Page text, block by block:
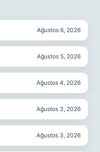
Ağustos 6, 2026
Ağustos 5, 2026
Ağustos 4, 2026
Ağustos 3, 2026
Ağustos 3, 2026